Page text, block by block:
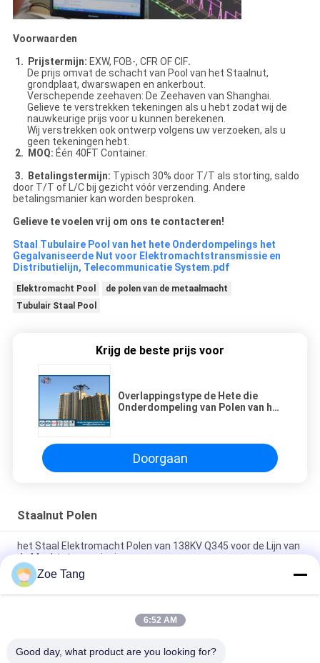
Voorwaarden
1. Prijstermijn: EXW, FOB-, CFR OF CIF.
De prijs omvat de schacht van Pool van het Staalnut,
grondplaat, dwarswapen en ankerbout.
Verschepende zeehaven: De Zeehaven van Shanghai.
Gelieve te verstrekken tekeningen als u hebt zodat wij de
nauwkeurige prijs voor u kunnen berekenen.
Wij verstrekken ook ontwerp volgens uw verzoeken, als u
geen tekeningen hebt.
2. MOQ: Één 40FT Container.
3. Betalingstermijn: Typisch 30% door T/T als storting, saldo
door T/T of L/C bij gezicht vóór verzending. Andere
betalingsmanier kan worden besproken.
Gelieve te voelen vrij om ons te contacteren!
Staal Tubulaire Pool van het hete Onderdompelings het
Gegalvaniseerde Nut voor Elektromachtstransmissie en
Distributielijn, Telecommunicatie System.pdf
Elektromacht Pool
de polen van de metaalmacht
Tubulair Staal Pool
Krijg de beste prijs voor
Overlappingstype de Hete die
Onderdompeling van Polen van het
Doorgaan
Staalnut Polen
het Staal Elektromacht Polen van 138KV Q345 voor de Lijn van
de Machtstransmissie
Achthoekig Staalnut Polen voor Telecommunicatiesysteem
Q235 312mm
Gegalvaniseerd Nutsstaal Tubulaire Pool voor de
Zoe Tang
6:52 AM
Good day, what product are you looking for?